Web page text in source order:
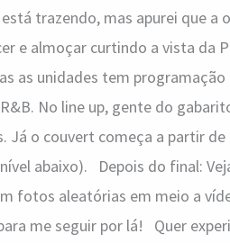
trazendo, mas apurei que a
e almoçar curtindo a vista da
as unidades tem programação
No line up, gente do
Já o couvert começa a partir de
abaixo). Depois do final:
fotos aleatórias em meio a
me seguir por lá! Quer